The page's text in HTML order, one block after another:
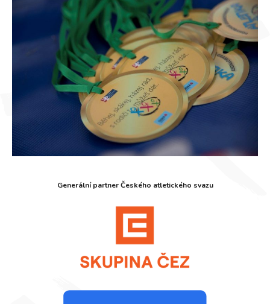
Generální partner Českého atletického svazu